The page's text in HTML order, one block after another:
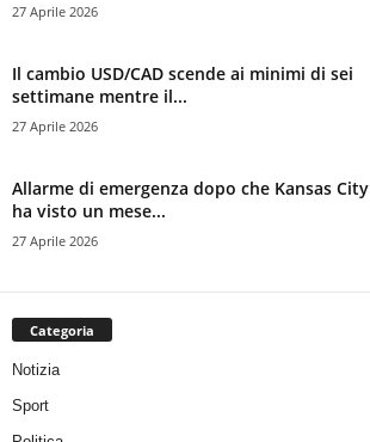
27 Aprile 2026
Il cambio USD/CAD scende ai minimi di sei
settimane mentre il...
27 Aprile 2026
Allarme di emergenza dopo che Kansas City
ha visto un mese...
27 Aprile 2026
Categoria
Notizia
Sport